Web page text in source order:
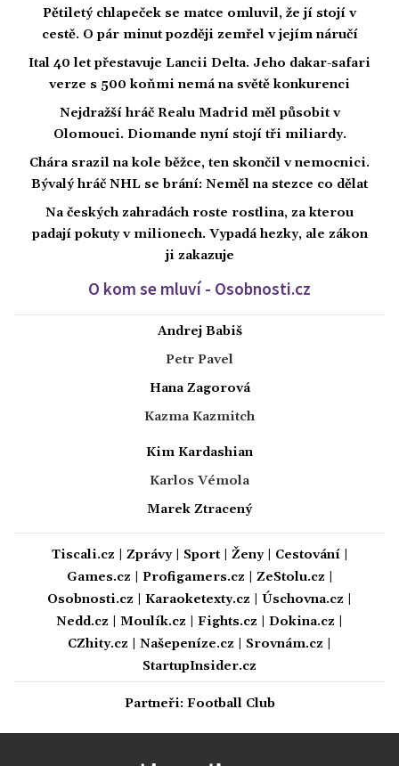
Pětiletý chlapeček se matce omluvil, že jí stojí v
cestě. O pár minut později zemřel v jejím náručí
Ital 40 let přestavuje Lancii Delta. Jeho dakar-safari
verze s 500 koňmi nemá na světě konkurenci
Nejdražší hráč Realu Madrid měl působit v
Olomouci. Diomande nyní stojí tři miliardy.
Chára srazil na kole běžce, ten skončil v nemocnici.
Bývalý hráč NHL se brání: Neměl na stezce co dělat
Na českých zahradách roste rostlina, za kterou
padají pokuty v milionech. Vypadá hezky, ale zákon
ji zakazuje
O kom se mluví - Osobnosti.cz
Andrej Babiš
Petr Pavel
Hana Zagorová
Kazma Kazmitch
Kim Kardashian
Karlos Vémola
Marek Ztracený
Tiscali.cz Zprávy| Sport| Ženy| Cestování|
Games.cz
Profigamers.cz ZeStolu.cz
Osobnosti.cz
Karaoketexty.cz Úschovna.cz
Nedd.cz
Moulík.cz Fights.cz Dokina.cz
CZhity.cz
Našepeníze.cz Srovnám.cz
StartupInsider.cz
Partneři: Football Club